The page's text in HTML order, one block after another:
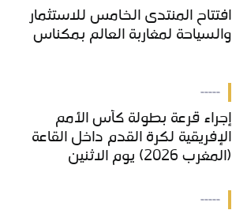
افتتاح المنتدى الخامس للاستثمار
والسياحة لمغاربة العالم بمكناس
-----
إجراء قرعة بطولة كأس الأمم
الإفريقية لكرة القدم داخل القاعة
(المغرب 2026) يوم الاثنين
-----